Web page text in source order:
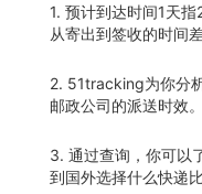
1. 预计到达时间1天
从寄出到签收的时间差
2. 51tracking为你分
邮政公司的派送时效。
3. 通过查询，你可以
到国外选择什么快递比